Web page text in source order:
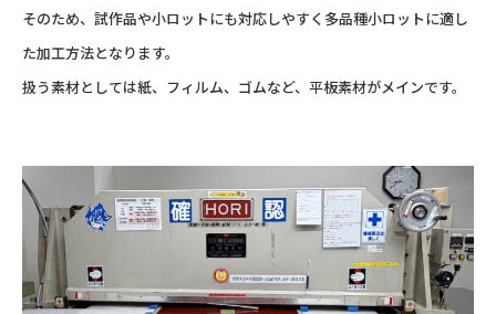
そのため、試作品や小ロットにも対応しやすく多品種小ロットに適し
た加工方法となります。
扱う素材としては紙、フィルム、ゴムなど、平板素材がメインです。